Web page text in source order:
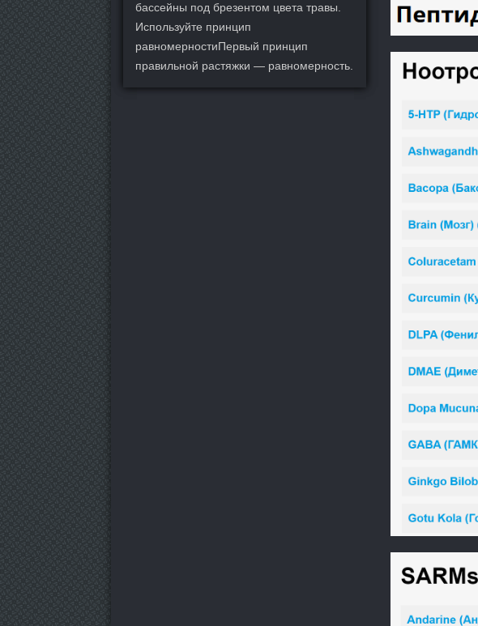
бассейны под брезентом цвета травы.
Используйте принцип
равномерностиПервый принцип
правильной растяжки — равномерность.